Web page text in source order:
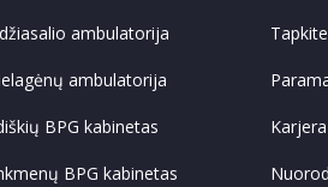
ambulatorija
ambulatorija
BPG kabinetas
BPG kabinetas
Karjera